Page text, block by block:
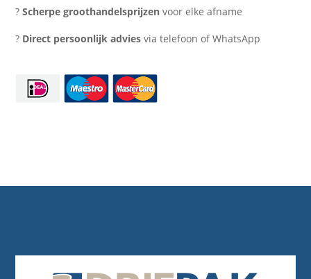
?Scherpe groothandelsprijzen voor elke afname
? Direct persoonlijk advies via telefoon of WhatsApp